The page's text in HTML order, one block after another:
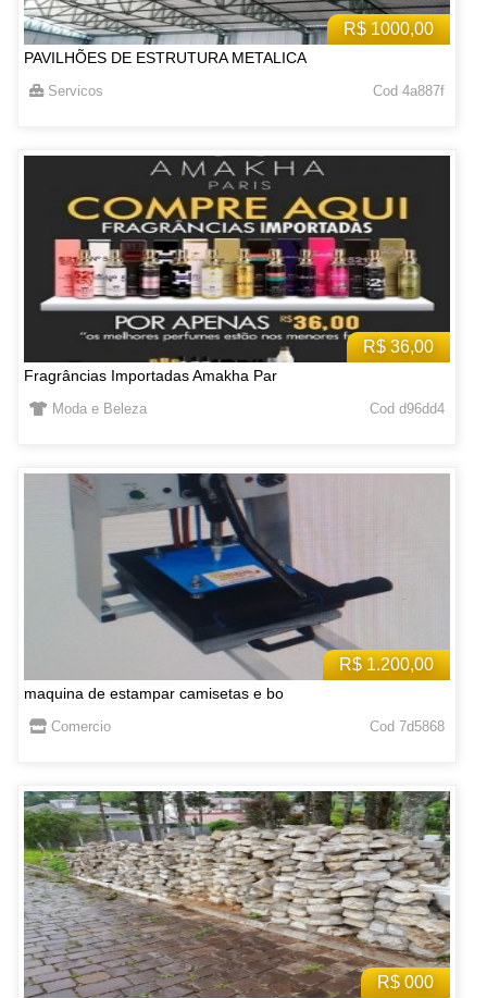
R$ 1000,00
PAVILHÕES DE ESTRUTURA METALICA
Servicos Cod 4a887f
R$ 36,00
Fragrâncias Importadas Amakha Par
Moda e Beleza Cod d96dd4
R$ 1.200,00
maquina de estampar camisetas e bo
Comercio Cod 7d5868
R$ 000